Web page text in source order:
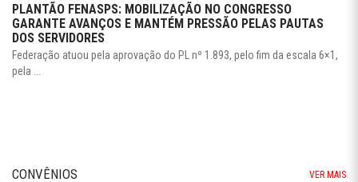
PLANTÃO FENASPS: MOBILIZAÇÃO NO CONGRESSO
GARANTE AVANÇOS E MANTÉM PRESSÃO PELAS PAUTAS
DOS SERVIDORES
Federação atuou pela aprovação do PL nº 1.893, pelo fim da escala 6×1,
pela ...
CONVÊNIOS VER MAIS